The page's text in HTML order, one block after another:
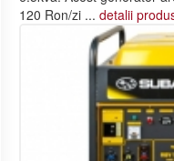
120 Ron/zi ... detalii